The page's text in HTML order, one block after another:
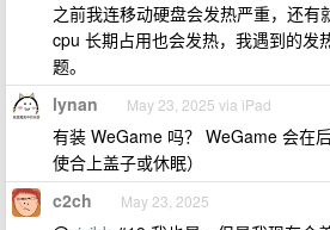
之前我连移动硬盘会发热严重，还有
cpu 长期占用也会发热，我遇到的发
题。
lynan May 23, 2025 via iPad
有装 WeGame 吗？ WeGame 会在
使合上盖子或休眠）
c2ch May 23, 2025